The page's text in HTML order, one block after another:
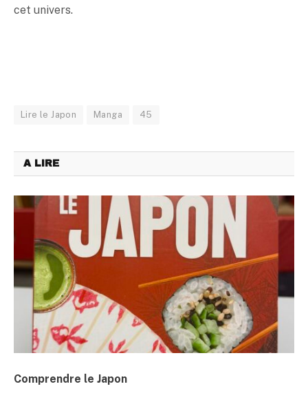
cet univers.
Lire le Japon Manga 45
A LIRE
Comprendre le Japon